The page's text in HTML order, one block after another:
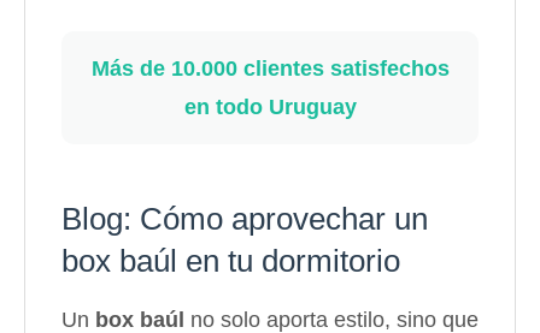
Más de 10.000 clientes satisfechos
en todo Uruguay
Blog: Cómo aprovechar un
box baúl en tu dormitorio
Un box baúl no solo aporta estilo, sino que